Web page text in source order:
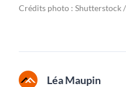
Crédits photo : Shutterstock
Léa Maupin